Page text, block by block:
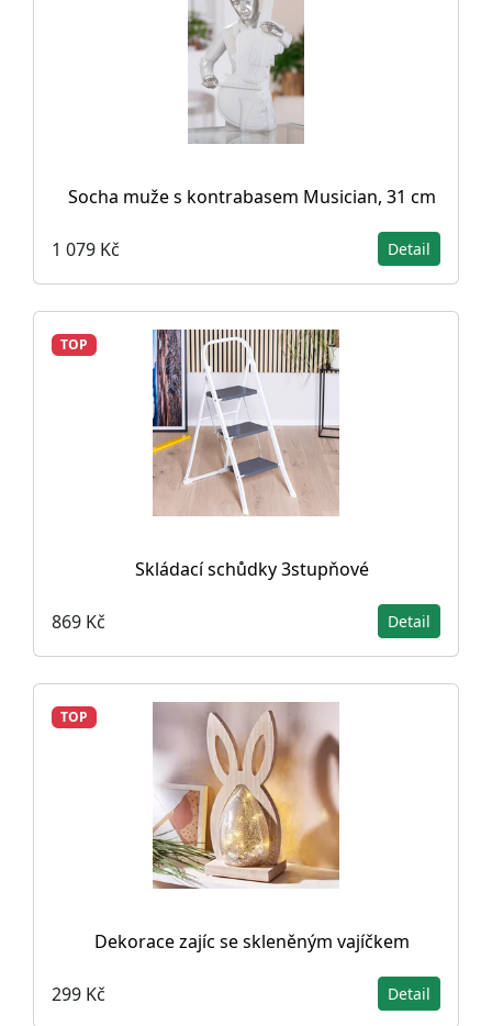
Socha muže s kontrabasem Musician, 31 cm
1 079 Kč Detail
TOP
Skládací schůdky 3stupňové
869 Kč Detail
TOP
Dekorace zajíc se skleněným vajíčkem
299 Kč Detail